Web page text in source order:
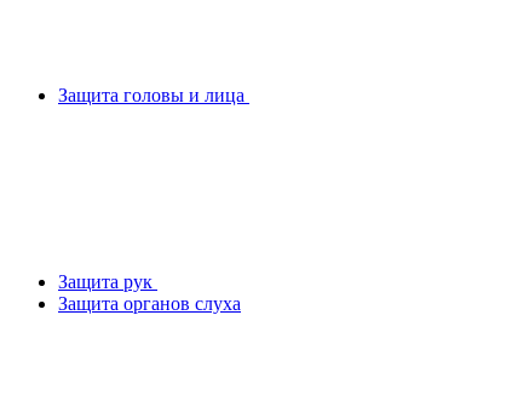
Защита головы и лица
Защита рук
Защита органов слуха